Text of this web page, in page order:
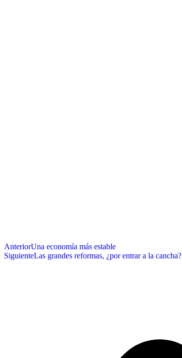
AnteriorUna economía más estable
SiguienteLas grandes reformas, ¿por entrar a la cancha?